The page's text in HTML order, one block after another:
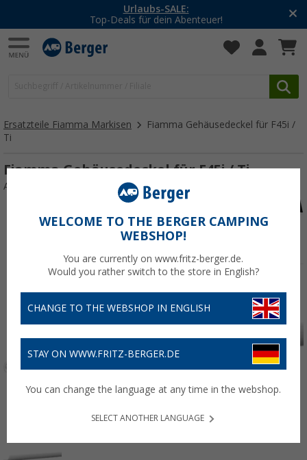
Top-Deals für dein Abenteuer!
Ersatzteile Fiamma Markisen
Fiamma Gehäusedeckel für F45i /
Ti
Fiamma Gehäusedeckel für F45i / Ti
Art.-Nr.: 101583
WELCOME TO THE BERGER CAMPING
WEBSHOP!
You are currently on www.fritz-berger.de.
Would you rather switch to the store in English?
CHANGE TO THE WEBSHOP IN ENGLISH
STAY ON WWW.FRITZ-BERGER.DE
You can change the language at any time in the webshop.
SELECT ANOTHER LANGUAGE